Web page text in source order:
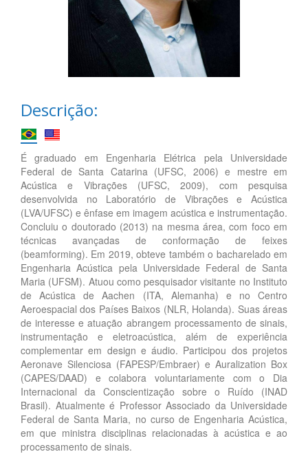
Descrição:
É graduado em Engenharia Elétrica pela Universidade
Federal de Santa Catarina (UFSC, 2006) e mestre em
Acústica e Vibrações (UFSC, 2009), com pesquisa
desenvolvida no Laboratório de Vibrações e Acústica
(LVA/UFSC) e ênfase em imagem acústica e instrumentação.
Concluiu o doutorado (2013) na mesma área, com foco em
técnicas avançadas de conformação de feixes
(beamforming). Em 2019, obteve também o bacharelado em
Engenharia Acústica pela Universidade Federal de Santa
Maria (UFSM). Atuou como pesquisador visitante no Instituto
de Acústica de Aachen (ITA, Alemanha) e no Centro
Aeroespacial dos Países Baixos (NLR, Holanda). Suas áreas
de interesse e atuação abrangem processamento de sinais,
instrumentação e eletroacústica, além de experiência
complementar em design e áudio. Participou dos projetos
Aeronave Silenciosa (FAPESP/Embraer) e Auralization Box
(CAPES/DAAD) e colabora voluntariamente com o Dia
Internacional da Conscientização sobre o Ruído (INAD
Brasil). Atualmente é Professor Associado da Universidade
Federal de Santa Maria, no curso de Engenharia Acústica,
em que ministra disciplinas relacionadas à acústica e ao
processamento de sinais.